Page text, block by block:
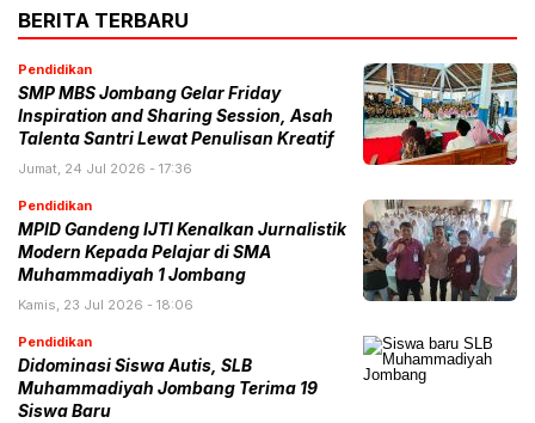
BERITA TERBARU
Pendidikan
SMP MBS Jombang Gelar Friday
Inspiration and Sharing Session, Asah
Talenta Santri Lewat Penulisan Kreatif
Jumat, 24 Jul 2026 - 17:36
Pendidikan
MPID Gandeng IJTI Kenalkan Jurnalistik
Modern Kepada Pelajar di SMA
Muhammadiyah 1 Jombang
Kamis, 23 Jul 2026 - 18:06
Pendidikan
Didominasi Siswa Autis, SLB
Muhammadiyah Jombang Terima 19
Siswa Baru